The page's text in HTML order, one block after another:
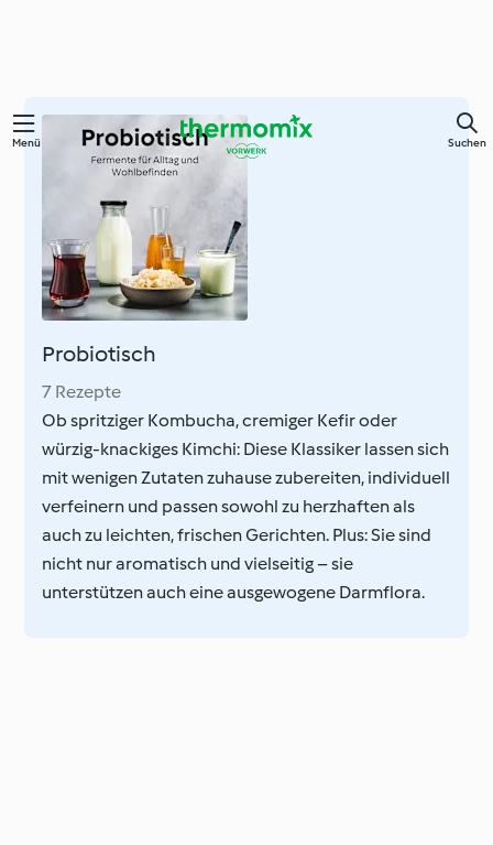
Zum
Hauptinhalt
Menü Suchen
Probiotisch
7 Rezepte
Ob spritziger Kombucha, cremiger Kefir oder
würzig-knackiges Kimchi: Diese Klassiker lassen sich
mit wenigen Zutaten zuhause zubereiten, individuell
verfeinern und passen sowohl zu herzhaften als
auch zu leichten, frischen Gerichten. Plus: Sie sind
nicht nur aromatisch und vielseitig – sie
unterstützen auch eine ausgewogene Darmflora.